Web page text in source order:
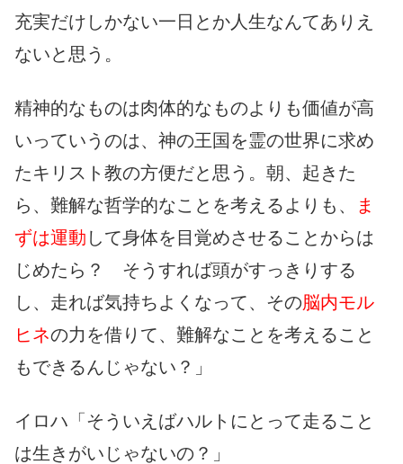
充実だけしかない一日とか人生なんてありえ
ないと思う。
精神的なものは肉体的なものよりも価値が高
いっていうのは、神の王国を霊の世界に求め
たキリスト教の方便だと思う。朝、起きた
ら、難解な哲学的なことを考えるよりも、
ま
ずは運動 して身体を目覚めさせることからは
じめたら？ そうすれば頭がすっきりする
し、走れば気持ちよくなって、その脳内モル
ヒネの力を借りて、難解なことを考えること
もできるんじゃない？」
イロハ「そういえばハルトにとって走ること
は生きがいじゃないの？」